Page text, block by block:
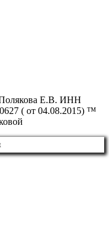
Е.В. ИНН
( от 04.08.2015) ™